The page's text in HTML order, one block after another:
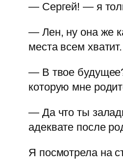
— Сергей! — я
— Лен, ну она же
места всем
— В твое
которую мне
— Да что ты
адеквате после
Я посмотрела на